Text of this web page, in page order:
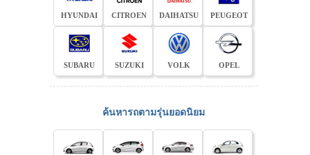
HYUNDAI CITROEN DAIHATSU PEUGEOT
SUBARU SUZUKI VOLK OPEL
ค้นหารถตามรุ่นยอดนิยม